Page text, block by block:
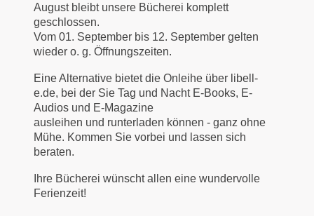
August bleibt unsere Bücherei komplett
geschlossen.
Vom 01. September bis 12. September gelten
wieder o. g. Öffnungszeiten.
Eine Alternative bietet die Onleihe über libell-
e.de, bei der Sie Tag und Nacht E-Books, E-
Audios und E-Magazine
ausleihen und runterladen können - ganz ohne
Mühe. Kommen Sie vorbei und lassen sich
beraten.
Ihre Bücherei wünscht allen eine wundervolle
Ferienzeit!